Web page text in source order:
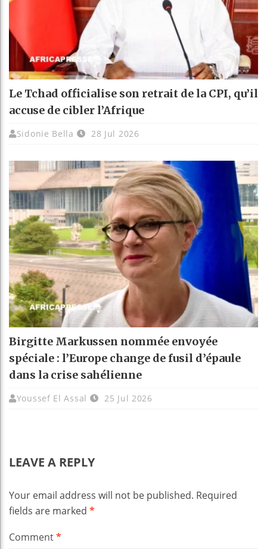
Le Tchad officialise son retrait de la CPI, qu’il
accuse de cibler l’Afrique
Sidonie Bella 28 Jul 2026
Birgitte Markussen nommée envoyée
spéciale : l’Europe change de fusil d’épaule
dans la crise sahélienne
Youssef El Assal 25 Jul 2026
LEAVE A REPLY
Your email address will not be published. Required
fields are marked *
Comment*